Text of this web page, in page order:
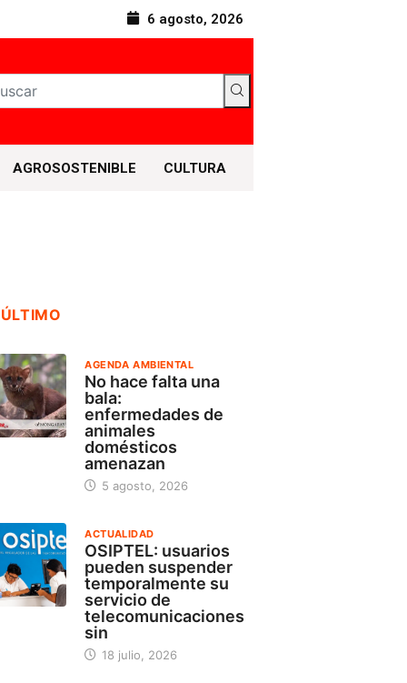
6 agosto, 2026
AGROSOSTENIBLE CULTURA
AGENDA AMBIENTAL
No hace falta una
bala:
enfermedades de
animales
domésticos
amenazan
5 agosto, 2026
ACTUALIDAD
OSIPTEL: usuarios
pueden suspender
temporalmente su
servicio de
telecomunicaciones
sin
18 julio, 2026